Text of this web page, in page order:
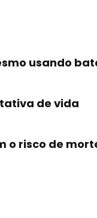
usando
de vida
risco de